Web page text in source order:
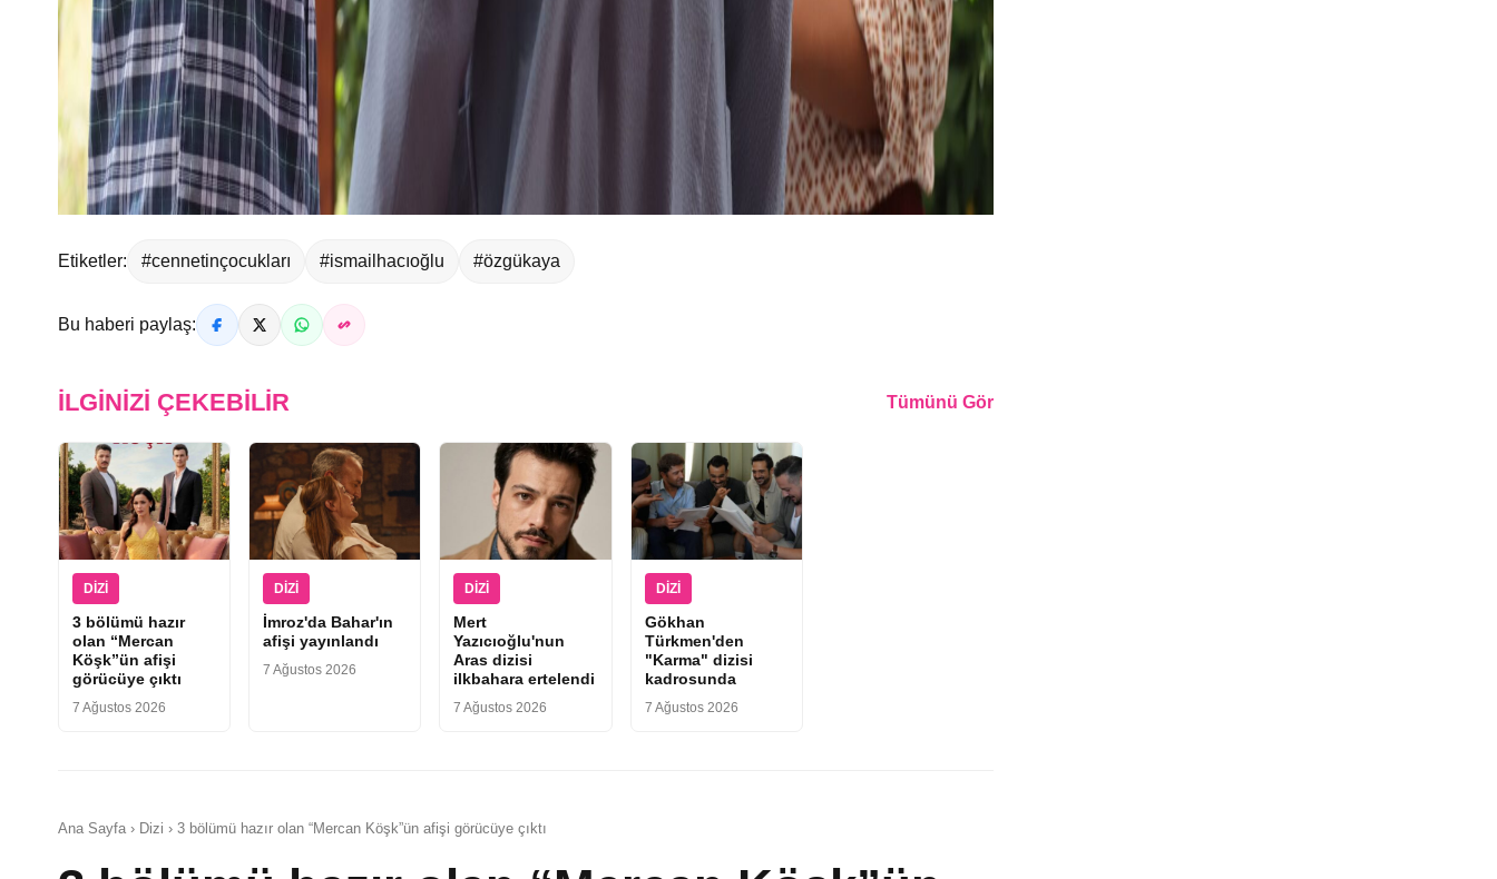
Etiketler: #cennetinçocukları #ismailhacıoğlu #özgükaya
Bu haberi paylaş:
İLGINIZI ÇEKEBILIR Tümünü Gör
DIZI
3 bölümü hazır
olan “Mercan
Köşk”ün afişi
görücüye çıktı
7 Ağustos 2026
DIZI
İmroz'da Bahar'ın
afişi yayınlandı
7 Ağustos 2026
DIZI
Mert
Yazıcıoğlu'nun
Aras dizisi
ilkbahara ertelendi
7 Ağustos 2026
DIZI
Gökhan
Türkmen'den
"Karma" dizisi
kadrosunda
7 Ağustos 2026
Ana Sayfa › Dizi › 3 bölümü hazır olan “Mercan Köşk”ün afişi görücüye çıktı